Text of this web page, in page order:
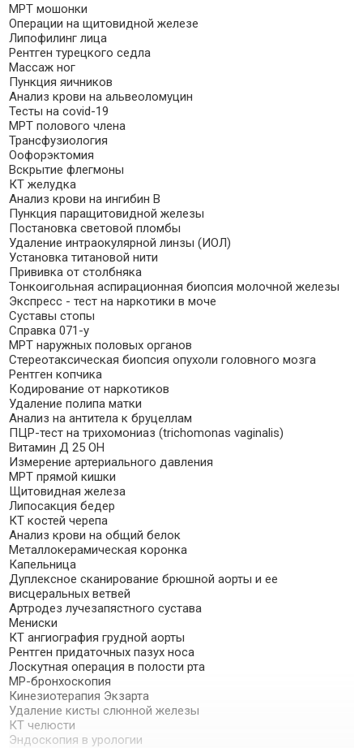
МРТ мошонки
Операции на щитовидной железе
Липофилинг лица
Рентген турецкого седла
Массаж ног
Пункция яичников
Анализ крови на альвеоломуцин
Тесты на covid-19
МРТ полового члена
Трансфузиология
Оофорэктомия
Вскрытие флегмоны
КТ желудка
Анализ крови на ингибин B
Пункция паращитовидной железы
Постановка световой пломбы
Удаление интраокулярной линзы (ИОЛ)
Установка титановой нити
Прививка от столбняка
Тонкоигольная аспирационная биопсия молочной железы
Экспресс - тест на наркотики в моче
Суставы стопы
Справка 071-у
МРТ наружных половых органов
Стереотаксическая биопсия опухоли головного мозга
Рентген копчика
Кодирование от наркотиков
Удаление полипа матки
Анализ на антитела к бруцеллам
ПЦР-тест на трихомониаз (trichomonas vaginalis)
Витамин Д 25 ОН
Измерение артериального давления
МРТ прямой кишки
Щитовидная железа
Липосакция бедер
КТ костей черепа
Анализ крови на общий белок
Металлокерамическая коронка
Капельница
Дуплексное сканирование брюшной аорты и ее
висцеральных ветвей
Артродез лучезапястного сустава
Мениски
КТ ангиография грудной аорты
Рентген придаточных пазух носа
Лоскутная операция в полости рта
МР-бронхоскопия
Кинезиотерапия Экзарта
Удаление кисты слюнной железы
КТ челюсти
Эндоскопия в урологии